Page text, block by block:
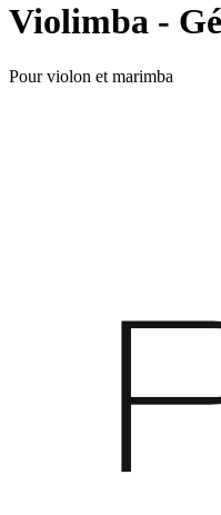
Violimba -
Pour violon et marimba